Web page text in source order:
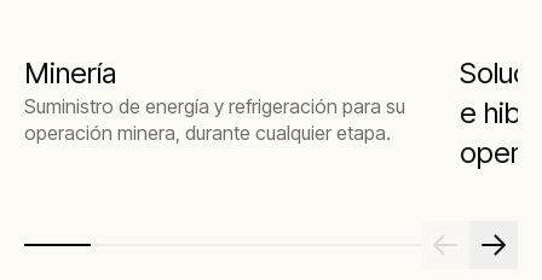
Minería
Suministro de energía y refrigeración para su
operación minera, durante cualquier etapa.
e